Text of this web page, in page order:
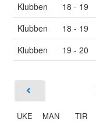
Klubben
18 - 19
Klubben
18 - 19
Klubben
19 - 20
UKE MAN TIR